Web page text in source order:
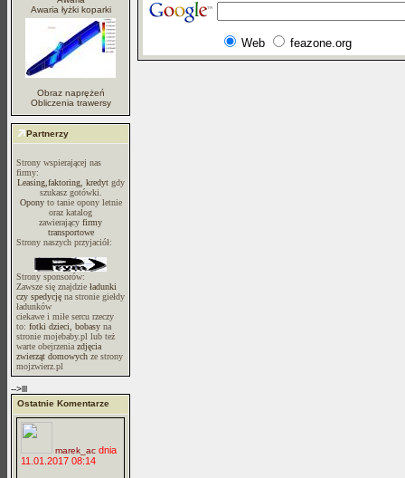
Awaria łyżki koparki
Obraz naprężeń
Obliczenia trawersy
Partnerzy
Strony wspierającej nas
firmy:
Leasing,faktoring, kredytgdy
szukasz gotówki.
Oponyto tanie opony letnie
oraz katalog
zawierający firmy
transportowe
Strony naszych przyjaciół:
Strony sponsorów:
Zawsze się znajdzie ładunki
czy spedycję na stronie giełdy
ładunków
ciekawe i miłe sercu rzeczy
to: fotki dzieci, bobasy na
stronie mojebaby.pl lub też
warte obejrzenia zdjęcia
zwierząt domowych ze strony
mojzwierz.pl
-->lll
Ostatnie Komentarze
marek_ac dnia
11.01.2017 08:14
Web feazone.org